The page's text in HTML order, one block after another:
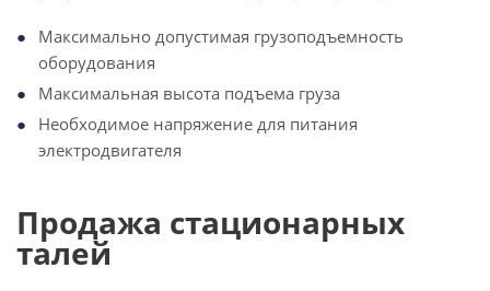
Максимально допустимая грузоподъемность
оборудования
Максимальная высота подъема груза
Необходимое напряжение для питания
электродвигателя
Продажа стационарных
талей